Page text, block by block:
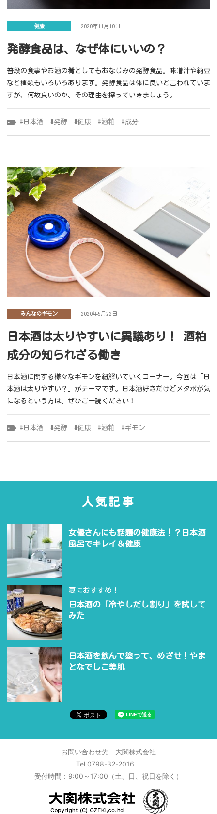
健康 2020年11月10日
発酵食品は、なぜ体にいいの？
普段の食事やお酒の肴としてもおなじみの発酵食品。味噌汁や納豆
など種類もいろいろあります。発酵食品は体に良いと言われていま
すが、何故良いのか、その理由を探っていきましょう。
日本酒 発酵 健康 酒粕 成分
みんなのギモン 2020年5月22日
日本酒は太りやすいに異議あり！ 酒粕
成分の知られざる働き
日本酒に関する様々なギモンを紐解いていくコーナー。今回は「日
本酒は太りやすい？」がテーマです。日本酒好きだけどメタボが気
になるという方は、ぜひご一読ください！
日本酒 発酵 健康 酒粕 ギモン
人気記事
女優さんにも話題の健康法！？日本酒
風呂でキレイ＆健康
夏におすすめ！
日本酒の「冷やしだし割り」を試して
みた
日本酒を飲んで塗って、めざせ！やま
となでしこ美肌
お問い合わせ先 大関株式会社
Tel.0798-32-2016
受付時間：9:00～17:00（土、日、祝日を除く）